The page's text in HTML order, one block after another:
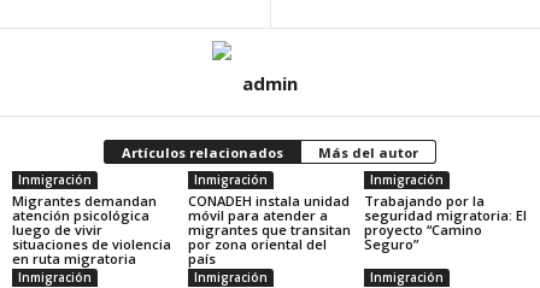
admin
Artículos relacionados Más del autor
Inmigración
Migrantes demandan
atención psicológica
luego de vivir
situaciones de violencia
en ruta migratoria
Inmigración
CONADEH instala unidad
móvil para atender a
migrantes que transitan
por zona oriental del
país
Inmigración
Trabajando por la
seguridad migratoria: El
proyecto “Camino
Seguro”
Inmigración Inmigración Inmigración